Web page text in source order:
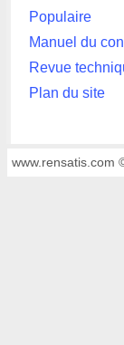
Populaire
Manuel du
Revue
Plan du site
www.rensatis.com